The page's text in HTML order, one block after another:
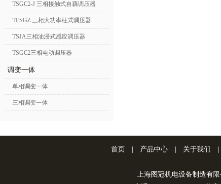
TSGC2-J 三相接触式自藕调压器
TESGZ 三相大功率柱式调压器
TSJA三相油浸式感应调压器
TSGC2三相电动调压器
调变一体
单相调变一体
三相调变一体
首页 产品中心 关于我们
上海图冠机电设备制造有